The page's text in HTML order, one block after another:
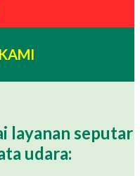
layanan seputar
udara: